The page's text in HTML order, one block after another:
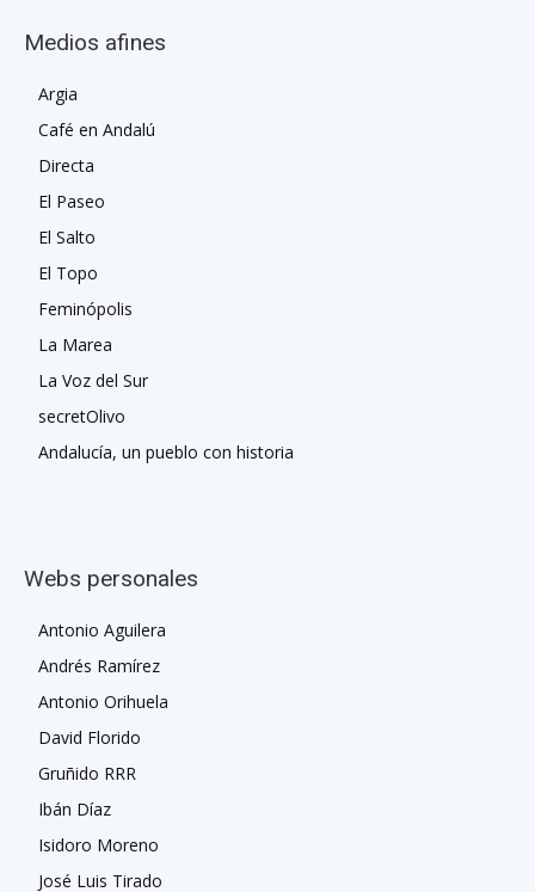
Medios afines
Argia
Café en Andalú
Directa
El Paseo
El Salto
El Topo
Feminópolis
La Marea
La Voz del Sur
secretOlivo
Andalucía, un pueblo con historia
Webs personales
Antonio Aguilera
Andrés Ramírez
Antonio Orihuela
David Florido
Gruñido RRR
Ibán Díaz
Isidoro Moreno
José Luis Tirado